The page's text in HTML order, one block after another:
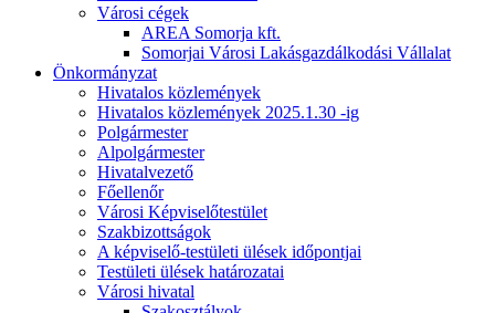
Városi cégek
AREA Somorja kft.
Somorjai Városi Lakásgazdálkodási Vállalat
Önkormányzat
Hivatalos közlemények
Hivatalos közlemények 2025.1.30 -ig
Polgármester
Alpolgármester
Hivatalvezető
Főellenőr
Városi Képviselőtestület
Szakbizottságok
A képviselő-testületi ülések időpontjai
Testületi ülések határozatai
Városi hivatal